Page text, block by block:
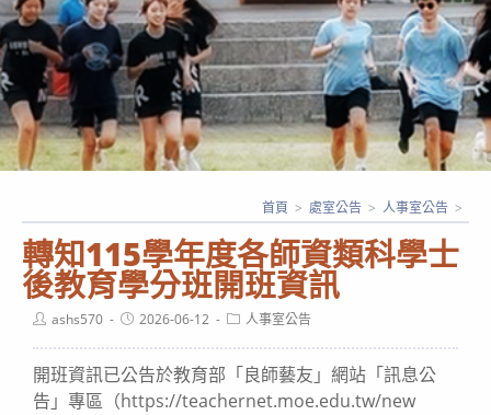
AFFILIATED SENIOR HIGH SCHOOL OF NATIONAL
KAOHSIUNG NORMAL UNIVERSITY
轉知115學年度各師資類科學士
後教育學分班開班資訊
首頁 > 處室公告 > 人事室公告 >
Postashs570
Post2026-06-12
Post人事室公告
開班資訊已公告於教育部「良師藝友」網站「訊息公
告」專區（https://teachernet.moe.edu.tw/new